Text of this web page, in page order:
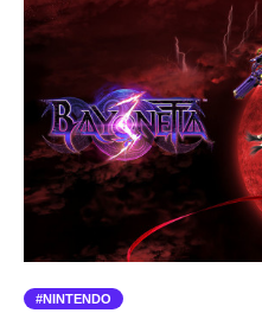
NINTENDO